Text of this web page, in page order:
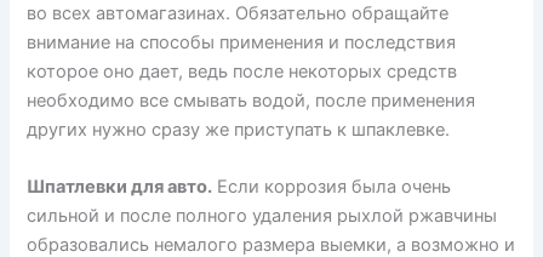
во всех автомагазинах. Обязательно обращайте
внимание на способы применения и последствия
которое оно дает, ведь после некоторых средств
необходимо все смывать водой, после применения
других нужно сразу же приступать к шпаклевке.
Шпатлевки для авто. Если коррозия была очень
сильной и после полного удаления рыхлой ржавчины
образовались немалого размера выемки, а возможно и